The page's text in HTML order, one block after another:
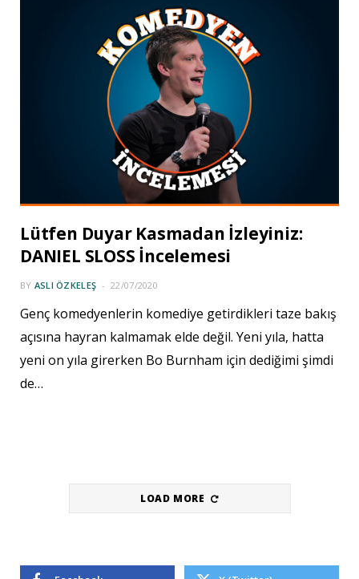
Lütfen Duyar Kasmadan İzleyiniz:
DANIEL SLOSS İncelemesi
BY ASLI ÖZKELEŞ 22/07/2020
Genç komedyenlerin komediye getirdikleri taze bakış
açısına hayran kalmamak elde değil. Yeni yıla, hatta
yeni on yıla girerken Bo Burnham için dediğimi şimdi
de…
LOAD MORE